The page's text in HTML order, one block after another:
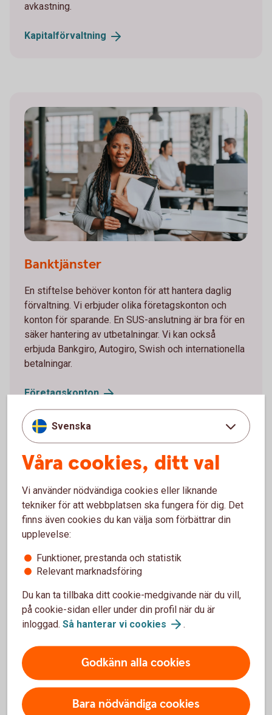
avkastning.
Kapitalförvaltning
Banktjänster
En stiftelse behöver konton för att hantera daglig
förvaltning. Vi erbjuder olika företagskonton och
konton för sparande. En SUS-anslutning är bra för en
säker hantering av utbetalningar. Vi kan också
erbjuda Bankgiro, Autogiro, Swish och internationella
betalningar.
Företagskonton
Konton för sparande ochplaceringar
Betala och tabetalt
Utbetalning via SUS och kontoanmälan till vårt
kontoregister
Administrativa tjänster
För dig som stiftelsekund hos Swedbank eller
Svenska
Våra cookies, ditt val
Vi använder nödvändiga cookies eller liknande
tekniker för att webbplatsen ska fungera för dig. Det
finns även cookies du kan välja som förbättrar din
upplevelse:
Funktioner, prestanda och statistik
Relevant marknadsföring
Du kan ta tillbaka ditt cookie-medgivande när du vill,
på cookie-sidan eller under din profil när du är
inloggad. Så hanterar vi cookies .
Godkänn alla cookies
Bara nödvändiga cookies